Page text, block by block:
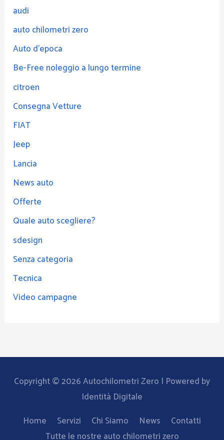
audi
auto chilometri zero
Auto d'epoca
Be-Free noleggio a lungo termine
citroen
Consegna Vetture
FIAT
Jeep
Lancia
News auto
Offerte
Quale auto scegliere?
sdesign
Senza categoria
Tecnica
Video campagne
Copyright © 2026Autochilometri Zero | Powered by
Identità Digitale
Home
Servizi Chi Siamo News
Contatti
Tutte le nostre auto chilometri zero